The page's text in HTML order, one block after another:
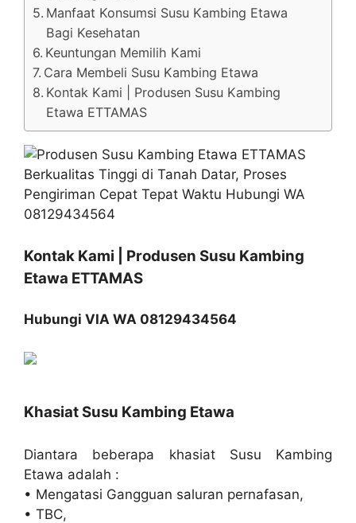
Manfaat Konsumsi Susu Kambing Etawa
Bagi Kesehatan
Keuntungan Memilih Kami
Cara Membeli Susu Kambing Etawa
Kontak Kami | Produsen Susu Kambing
Etawa ETTAMAS
Kontak Kami | Produsen Susu Kambing
Etawa ETTAMAS
Hubungi VIA WA 08129434564
Khasiat Susu Kambing Etawa
Diantara beberapa khasiat Susu Kambing
Etawa adalah :
• Mengatasi Gangguan saluran pernafasan,
• TBC,